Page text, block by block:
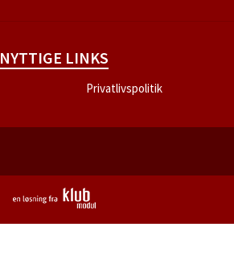
NYTTIGE LINKS
Privatlivspolitik